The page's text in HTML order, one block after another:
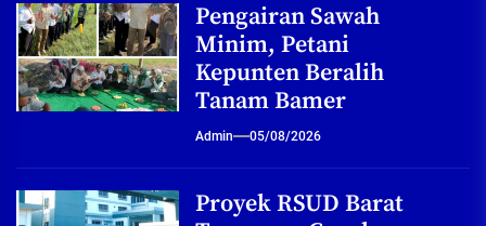
Pengairan Sawah
Minim, Petani
Kepunten Beralih
Tanam Bamer
Admin 05/08/2026
Proyek RSUD Barat